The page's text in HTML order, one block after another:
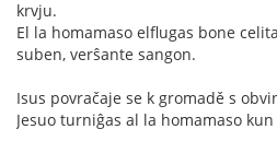
krvju.
El la homamaso elflugas bone
suben, verŝante sangon.
Isus povračaje se k gromadě s
Jesuo turniĝas al la homamaso